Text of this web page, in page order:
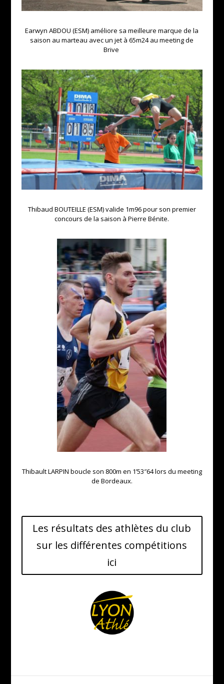
Earwyn ABDOU (ESM) améliore sa meilleure marque de la
saison au marteau avec un jet à 65m24 au meeting de
Brive
Thibaud BOUTEILLE (ESM) valide 1m96 pour son premier
concours de la saison à Pierre Bénite.
Thibault LARPIN boucle son 800m en 1’53″64 lors du meeting
de Bordeaux.
Les résultats des athlètes du club
sur les différentes compétitions
ici